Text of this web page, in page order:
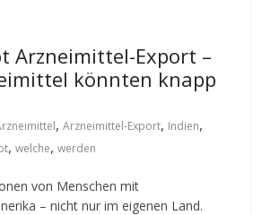
Arzneimittel-Export –
könnten knapp
,Arzneimittel-Export, Indien,
,welche,werden
von Menschen mit
– nicht nur im eigenen Land.